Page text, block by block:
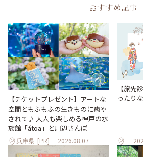
おすすめ記事
【チケットプレゼント】アートな
空間ともふもふの生きものに癒や
されて♪ 大人も楽しめる神戸の水
族館「átoa」と周辺さんぽ
兵庫県 [PR] 2026.08.07
【旅先
ったり